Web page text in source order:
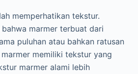
memperhatikan tekstur.
marmer terbuat dari
puluhan atau bahkan ratusan
memiliki tekstur yang
marmer alami lebih